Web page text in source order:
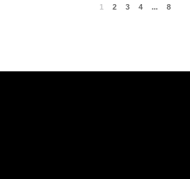
1 2 3 4 ... 8